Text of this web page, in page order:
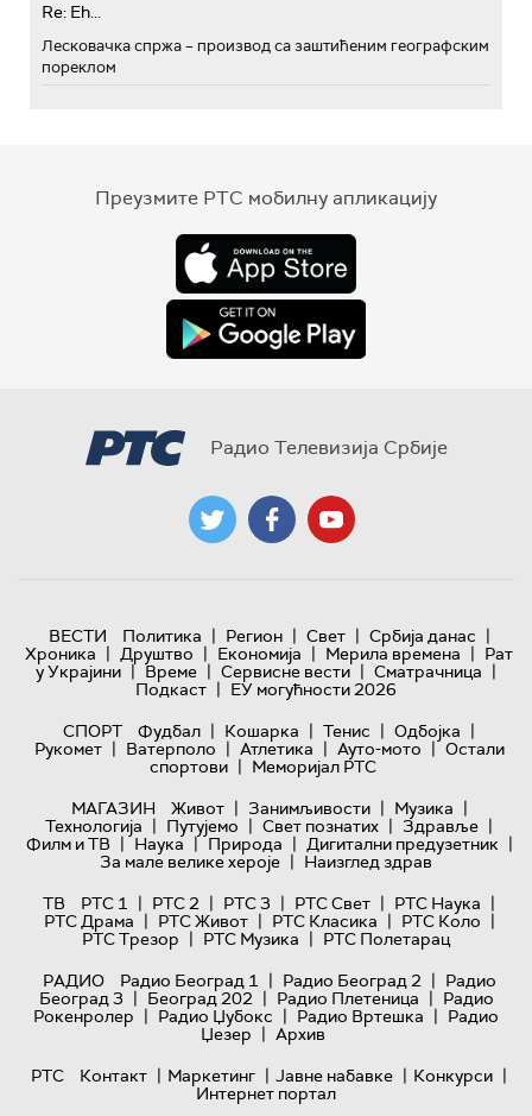
Re: Eh...
Лесковачка спржа – производ са заштићеним географским
пореклом
Преузмите РТС мобилну апликацију
Радио Телевизија Србије
ВЕСТИ Политика | Регион | Свет | Србија данас |
Хроника | Друштво | Економија | Мерила времена | Рат
у Украјини | Време | Сервисне вести | Сматрачница |
Подкаст | ЕУ могућности 2026
СПОРТ
Фудбал | Кошарка | Тенис | Одбојка |
Рукомет | Ватерполо | Атлетика | Ауто-мото | Остали
спортови | Меморијал РТС
МАГАЗИН
Живот | Занимљивости | Музика |
Технологијa | Путујемо | Свет познатих | Здравље |
Филм и ТВ | Наука | Природа | Дигитални предузетник |
За мале велике хероје | Наизглед здрав
ТВ
РТС 1 | РТС 2 | РТС 3 | РТС Свет | РТС Наука |
РТС Драма | РТС Живот | РТС Класика | РТС Коло |
РТС Трезор | РТС Музика | РТС Полетарац
РАДИО
Радио Београд 1 | Радио Београд 2 | Радио
Београд 3 | Београд 202 | Радио Плетеница | Радио
Рокенролер | Радио Џубокс | Радио Вртешка | Радио
Џезер | Архив
РТС
Контакт | Маркетинг | Јавне набавке | Конкурси |
Интернет портал